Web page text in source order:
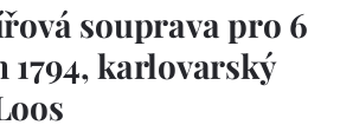
souprava pro 6
1794, karlovarský